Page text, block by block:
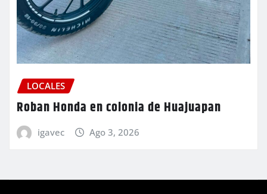
LOCALES
Roban Honda en colonia de Huajuapan
igavec Ago 3, 2026